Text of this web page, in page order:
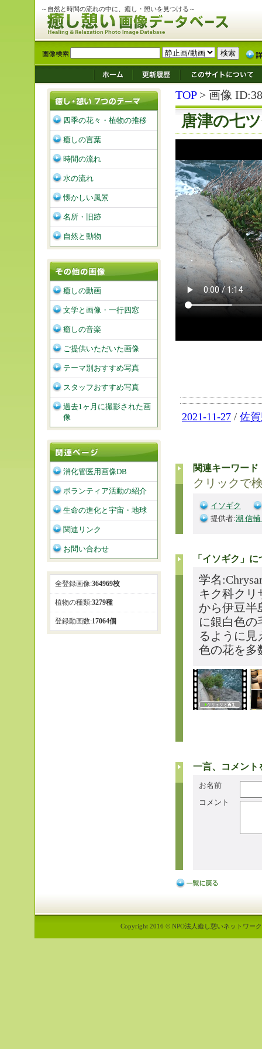
～自然と時間の流れの中に、癒し・憩いを見つける～
TOP> 画像
唐津の七
2021-11-27 / 佐
関連キーワード
クリックで
イソギク
提供者:潮 信
「イソギク」
学名
キク科クリ
から伊豆半
に銀白色の
るように見
色の花を多
一言、コメント
お名前
コメント
四季の花々・植物の推移
癒しの言葉
時間の流れ
水の流れ
懐かしい風景
名所・旧跡
自然と動物
癒しの動画
文学と画像・一行四窓
癒しの音楽
ご提供いただいた画像
テーマ別おすすめ写真
スタッフおすすめ写真
過去1ヶ月に撮影された画
像
消化管医用画像DB
ボランティア活動の紹介
生命の進化と宇宙・地球
関連リンク
お問い合わせ
全登録画像:364969枚
植物の種類:3279種
登録動画数:17064個
Copyright 2016 © NPO法人癒し憩いネットワー